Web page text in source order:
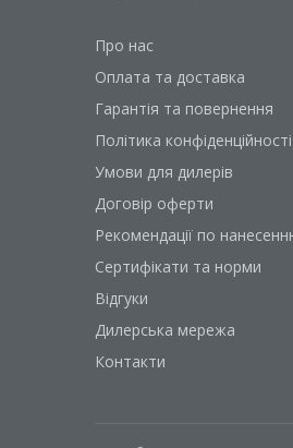
Про нас
Оплата та доставка
Гарантія та повернення
Політика конфіденційності
Умови для дилерів
Договір оферти
Рекомендації по
Сертифікати та норми
Відгуки
Дилерська мережа
Контакти